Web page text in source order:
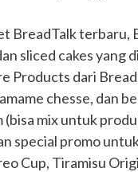
BreadTalk terbaru,
sliced cakes yang
Products dari
chesse, dan
mix untuk
special promo
Cup, Tiramisu